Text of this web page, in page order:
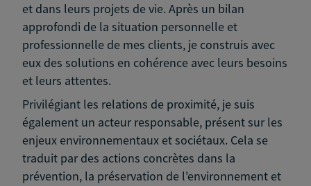
et dans leurs projets de vie. Après un bilan
approfondi de la situation personnelle et
professionnelle de mes clients, je construis avec
eux des solutions en cohérence avec leurs besoins
et leurs attentes.
Privilégiant les relations de proximité, je suis
également un acteur responsable, présent sur les
enjeux environnementaux et sociétaux. Cela se
traduit par des actions concrètes dans la
prévention, la préservation de l'environnement et